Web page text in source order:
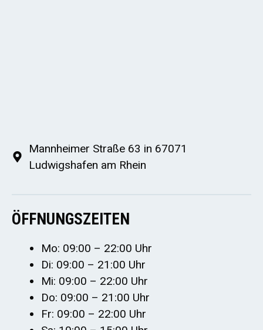
Mannheimer Straße 63 in 67071
Ludwigshafen am Rhein
ÖFFNUNGSZEITEN
Mo: 09:00 – 22:00 Uhr
Di: 09:00 – 21:00 Uhr
Mi: 09:00 – 22:00 Uhr
Do: 09:00 – 21:00 Uhr
Fr: 09:00 – 22:00 Uhr